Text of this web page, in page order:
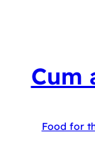
Cum
Food for